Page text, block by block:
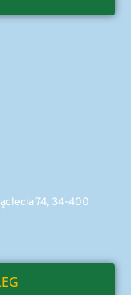
74, 34-400